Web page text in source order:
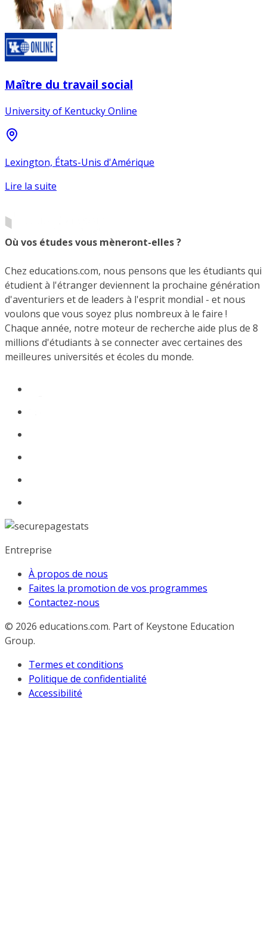
Maître du travail social
University of Kentucky Online
Lexington, États-Unis d'Amérique
Lire la suite
Où vos études vous mèneront-elles ?
Chez educations.com, nous pensons que les étudiants qui
étudient à l'étranger deviennent la prochaine génération
d'aventuriers et de leaders à l'esprit mondial - et nous
voulons que vous soyez plus nombreux à le faire !
Chaque année, notre moteur de recherche aide plus de 8
millions d'étudiants à se connecter avec certaines des
meilleures universités et écoles du monde.
Entreprise
À propos de nous
Faites la promotion de vos programmes
Contactez-nous
© 2026 educations.com. Part of Keystone Education
Group.
Termes et conditions
Politique de confidentialité
Accessibilité